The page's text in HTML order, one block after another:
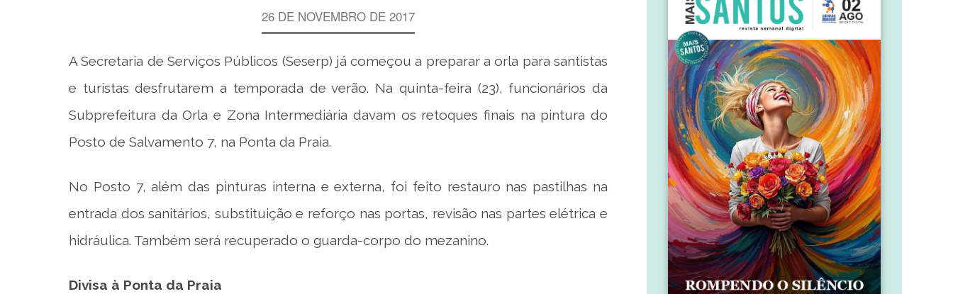
26 DE NOVEMBRO DE 2017
A Secretaria de Serviços Públicos (Seserp) já começou a preparar a orla para santistas
e turistas desfrutarem a temporada de verão. Na quinta-feira (23), funcionários da
Subprefeitura da Orla e Zona Intermediária davam os retoques finais na pintura do
Posto de Salvamento 7, na Ponta da Praia.
No Posto 7, além das pinturas interna e externa, foi feito restauro nas pastilhas na
entrada dos sanitários, substituição e reforço nas portas, revisão nas partes elétrica e
hidráulica. Também será recuperado o guarda-corpo do mezanino.
Divisa à Ponta da Praia